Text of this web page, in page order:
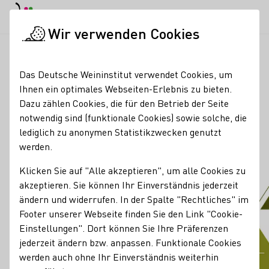
Herkunftspyramide für
Wir verwenden Cookies
Das Deutsche Weininstitut verwendet Cookies, um
Ihnen ein optimales Webseiten-Erlebnis zu bieten.
Dazu zählen Cookies, die für den Betrieb der Seite
notwendig sind (funktionale Cookies) sowie solche, die
lediglich zu anonymen Statistikzwecken genutzt
werden.
Klicken Sie auf "Alle akzeptieren", um alle Cookies zu
akzeptieren. Sie können Ihr Einverständnis jederzeit
ändern und widerrufen. In der Spalte "Rechtliches" im
Footer unserer Webseite finden Sie den Link "Cookie-
Einstellungen". Dort können Sie Ihre Präferenzen
jederzeit ändern bzw. anpassen. Funktionale Cookies
werden auch ohne Ihr Einverständnis weiterhin